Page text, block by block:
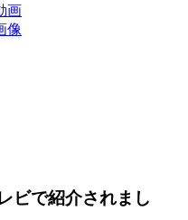
画
像
ビで紹介されまし